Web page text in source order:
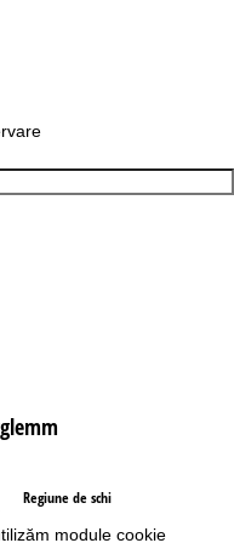
module cookie
Regiune de schi